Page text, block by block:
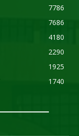
7786
7686
4180
2290
1925
1740